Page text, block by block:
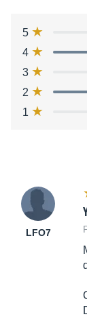
5
4
3
2
1
LFO7